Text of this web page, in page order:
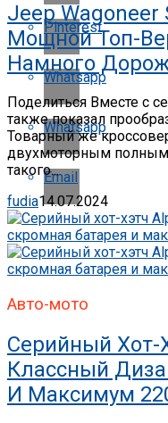
Pinterest
Whatsapp
Whatsapp
Email
Jeep
Мощной Топ-
Намного
Поделиться Вместе с
также показал
Товарный же
двухмоторным
такого...
fudia14.07.2024
Авто-мото
Серийный Хот-
Классный
И Максимум